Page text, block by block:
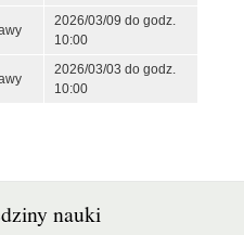
2026/03/09 do godz.
10:00
2026/03/03 do godz.
10:00
nauki